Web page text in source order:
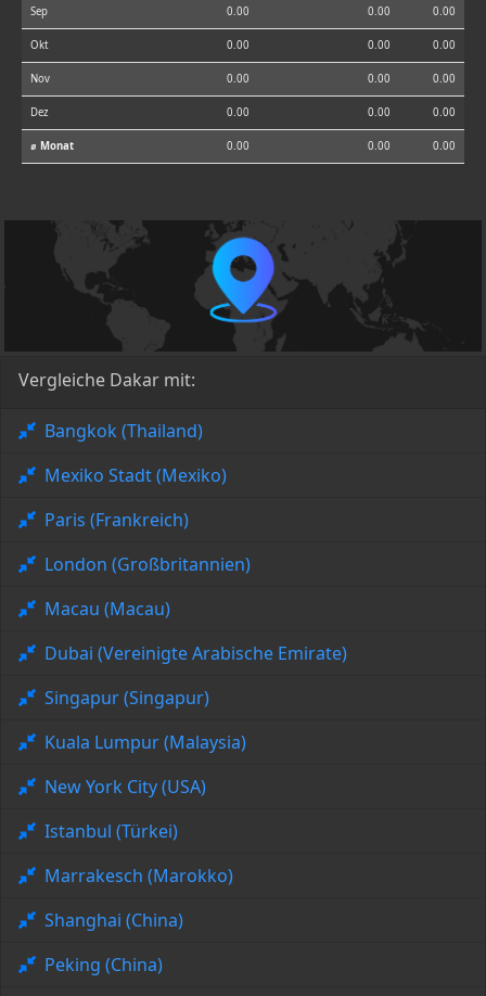
Sep 0.00 0.00 0.00
Okt 0.00 0.00 0.00
Nov 0.00 0.00 0.00
Dez 0.00 0.00 0.00
⌀ Monat 0.00 0.00 0.00
Vergleiche Dakar mit:
Bangkok (Thailand)
Mexiko Stadt (Mexiko)
Paris (Frankreich)
London (Großbritannien)
Macau (Macau)
Dubai (Vereinigte Arabische Emirate)
Singapur (Singapur)
Kuala Lumpur (Malaysia)
New York City (USA)
Istanbul (Türkei)
Marrakesch (Marokko)
Shanghai (China)
Peking (China)